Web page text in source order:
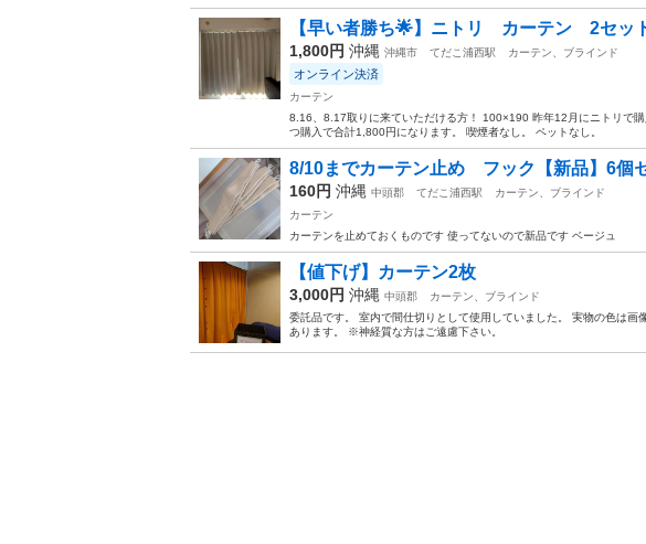
【早い者勝ち🌟】ニトリ カーテン 2セッ
1,800円 沖縄 沖縄市 てだこ浦西駅 カーテン、ブラインド
オンライン決済
カーテン
8.16、8.17取りに来ていただける方！ 100×190 昨年12月にニトリで
つ購入で合計1,800円になります。 喫煙者なし。 ペットなし。
8/10までカーテン止め フック【新品】6個
160円 沖縄 中頭郡 てだこ浦西駅
カーテン、ブラインド
カーテン
カーテンを止めておくものです 使ってないので新品です ベージュ
【値下げ】カーテン2枚
3,000円 沖縄 中頭郡
カーテン、ブラインド
委託品です。 室内で間仕切りとして使用していました。 実物の色は
あります。 ※神経質な方はご遠慮下さい。